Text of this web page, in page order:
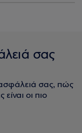
σας
ασφάλειά σας, πώς
είναι οι πιο